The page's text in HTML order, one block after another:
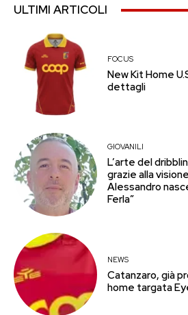
ULTIMI ARTICOLI
FOCUS
New Kit Home
dettagli
GIOVANILI
L’arte del
grazie alla
Alessandro
Ferla”
NEWS
Catanzaro, già
home targata